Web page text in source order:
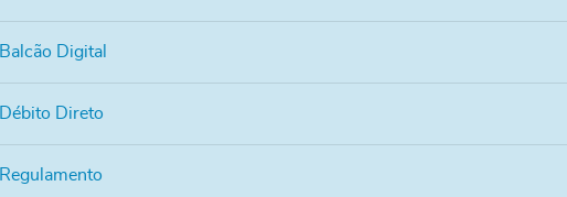
Balcão Digital
Débito Direto
Regulamento